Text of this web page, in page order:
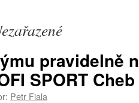
pravidelně
SPORT Cheb
Petr Fiala